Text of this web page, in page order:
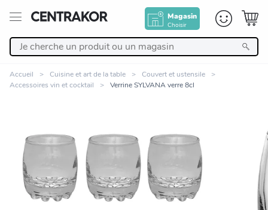
Magasin
Choisir
Décoration
Linge de maison
Meuble
Accueil Cuisine et art de la table
Couvert et ustensile
Accessoires vin et cocktail
Verrine SYLVANA verre 8cl